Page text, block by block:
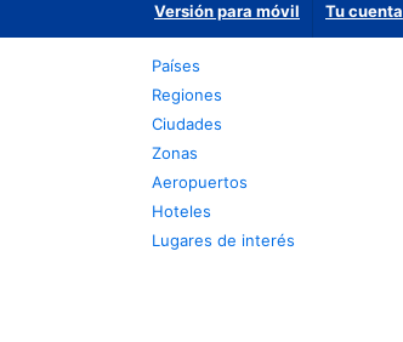
Versión para móvil Tu cuenta
Países
Regiones
Ciudades
Zonas
Aeropuertos
Hoteles
Lugares de interés